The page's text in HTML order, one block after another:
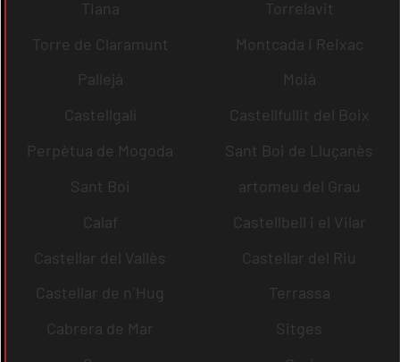
Tiana
Torrelavit
Torre de Claramunt
Montcada i Reixac
Pallejà
Moià
Castellgalí
Castellfullit del Boix
Perpètua de Mogoda
Sant Boi de Lluçanès
Sant Boi
artomeu del Grau
Calaf
Castellbell i el Vilar
Castellar del Vallès
Castellar del Riu
Castellar de n´Hug
Terrassa
Cabrera de Mar
Sitges